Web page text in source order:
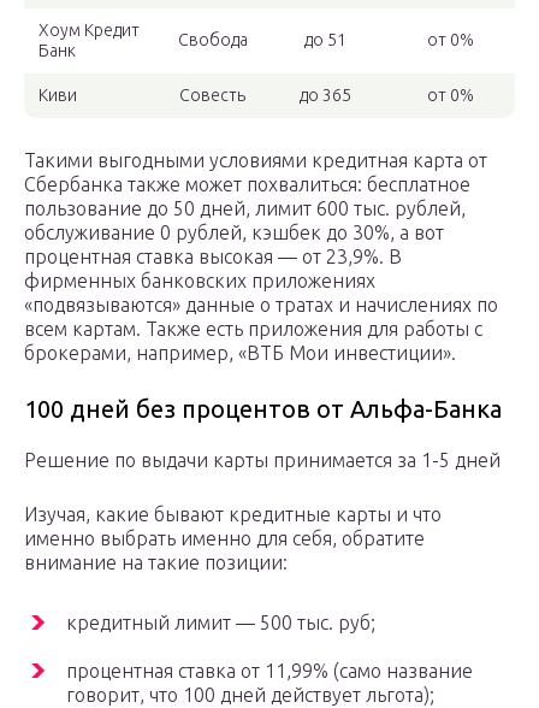
Хоум Кредит
Банк
Свобода до 51 от 0%
Киви Совесть до 365 от 0%
Такими выгодными условиями кредитная карта от
Сбербанка также может похвалиться: бесплатное
пользование до 50 дней, лимит 600 тыс. рублей,
обслуживание 0 рублей, кэшбек до 30%, а вот
процентная ставка высокая — от 23,9%. В
фирменных банковских приложениях
«подвязываются» данные о тратах и начислениях по
всем картам. Также есть приложения для работы с
брокерами, например, «ВТБ Мои инвестиции».
100 дней без процентов от Альфа-Банка
Решение по выдачи карты принимается за 1-5 дней
Изучая, какие бывают кредитные карты и что
именно выбрать именно для себя, обратите
внимание на такие позиции:
кредитный лимит — 500 тыс. руб;
процентная ставка от 11,99% (само название
говорит, что 100 дней действует льгота);